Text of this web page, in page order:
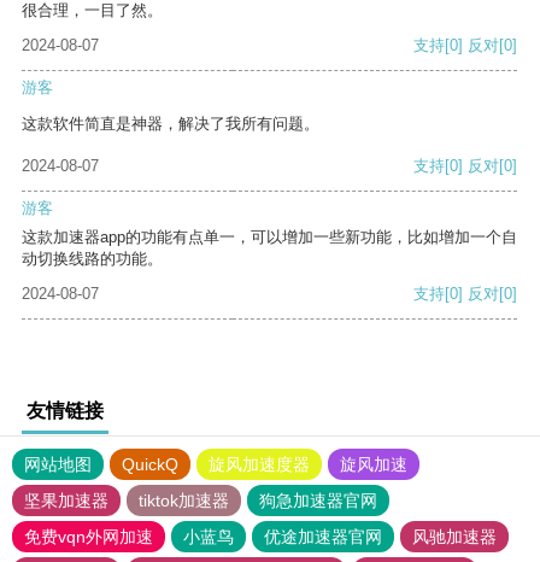
很合理，一目了然。
2024-08-07
支持[0] 反对[0]
游客
这款软件简直是神器，解决了我所有问题。
2024-08-07 支持[0] 反对[0]
游客
这款加速器app的功能有点单一，可以增加一些新功能，比如增加一个自
动切换线路的功能。
2024-08-07
支持[0] 反对[0]
友情链接
网站地图 QuickQ 旋风加速度器
旋风加速
坚果加速器
tiktok加速器
狗急加速器官网
免费vqn外网加速
小蓝鸟 优途加速器官网
风驰加速器